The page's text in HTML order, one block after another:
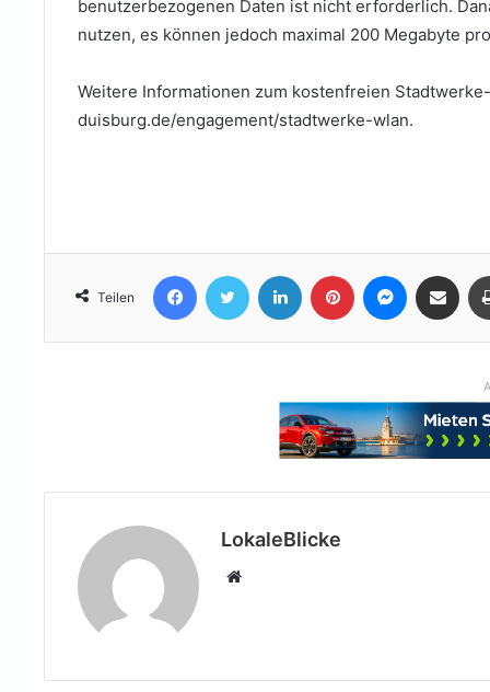
benutzerbezogenen Daten ist nicht erforderlich.
nutzen, es können jedoch maximal 200 Megabyte
Weitere Informationen zum kostenfreien
duisburg.de/engagement/stadtwerke-wlan.
Teilen
FacebookTwitter LinkedIn Pinterest Messenger
Teile per E-Mail
LokaleBlicke
Webseite